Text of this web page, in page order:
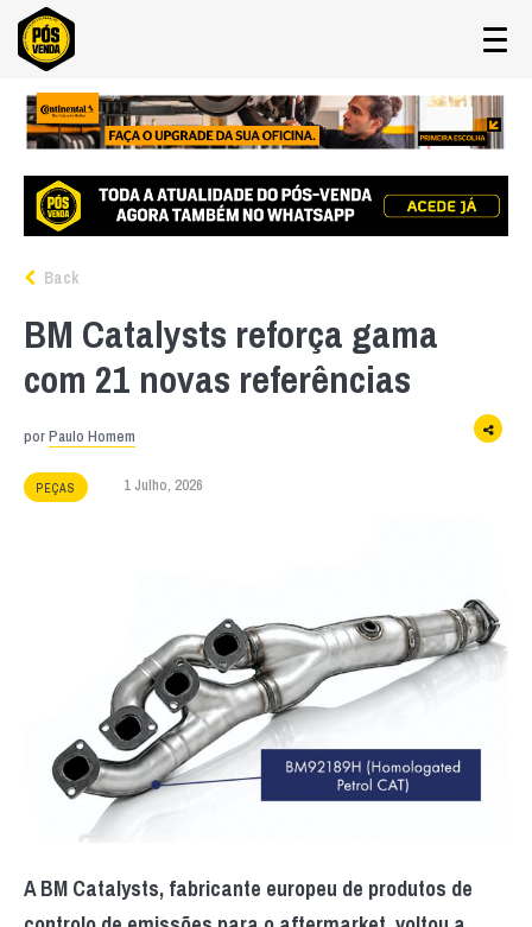
Back
BM Catalysts reforça gama
com 21 novas referências
porPaulo Homem
PEÇAS 1 Julho, 2026
A BM Catalysts, fabricante europeu de produtos de